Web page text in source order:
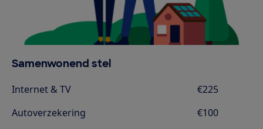
Samenwonend stel
Internet & TV
€225
Autoverzekering
€100